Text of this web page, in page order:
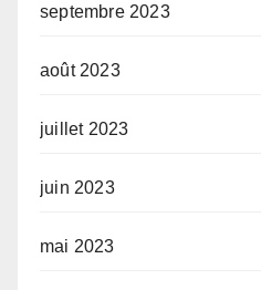
septembre 2023
août 2023
juillet 2023
juin 2023
mai 2023